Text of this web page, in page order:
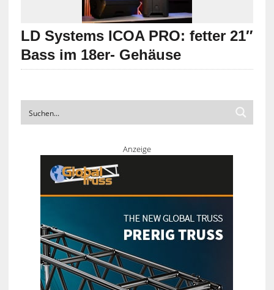
LD Systems ICOA PRO: fetter 21″
Bass im 18er- Gehäuse
Anzeige